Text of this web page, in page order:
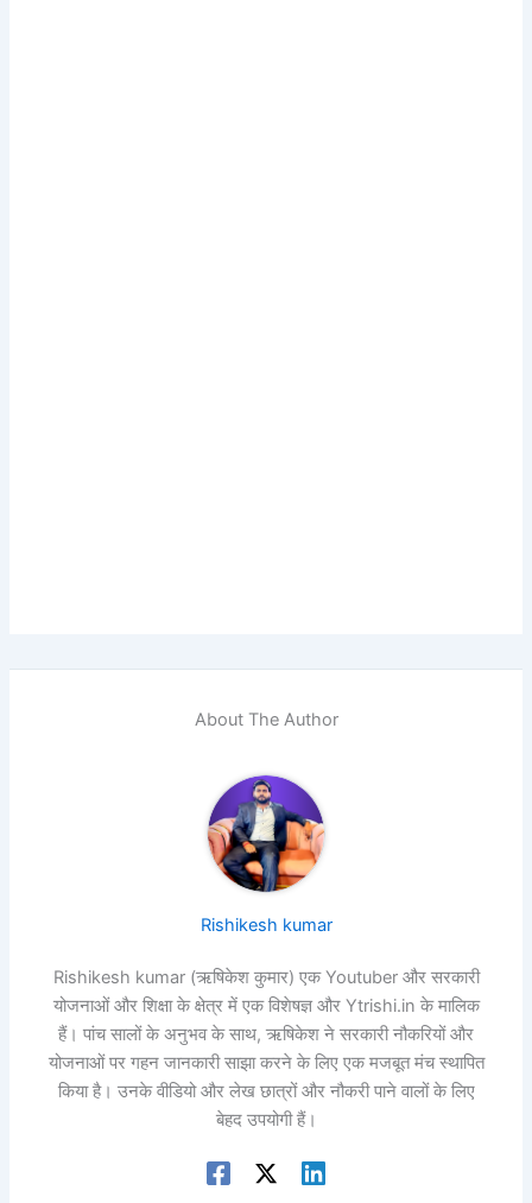
About The Author
Rishikesh kumar
Rishikesh kumar (ऋषिकेश कुमार) एक Youtuber और सरकारी
योजनाओं और शिक्षा के क्षेत्र में एक विशेषज्ञ और Ytrishi.in के मालिक
हैं। पांच सालों के अनुभव के साथ, ऋषिकेश ने सरकारी नौकरियों और
योजनाओं पर गहन जानकारी साझा करने के लिए एक मजबूत मंच स्थापित
किया है। उनके वीडियो और लेख छात्रों और नौकरी पाने वालों के लिए
बेहद उपयोगी हैं।